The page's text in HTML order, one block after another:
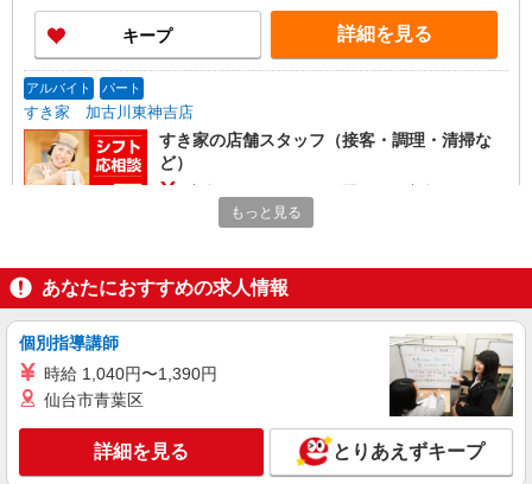
キープ 詳細を見る
アルバイト パート
すき家 加古川東神吉店
すき家の店舗スタッフ（接客・調理・清掃な
ど）
高校生時給1,150円 ※早朝手当（5:00〜9:00）時給
キープ
アルバイト パート
すき家 明幹加古川店
すき家の店舗スタッフ（接客・調理・清掃な
時給1,200円 ※22:00〜翌5:00：時給1,500円 ※
高校生時給1,150円 ※早朝手当（5:00〜9:00）時給
もっと見る
あなたにおすすめの求人情報
個別指導講師
時給 1,040円〜1,390円
仙台市青葉区
詳細を見る とりあえずキープ